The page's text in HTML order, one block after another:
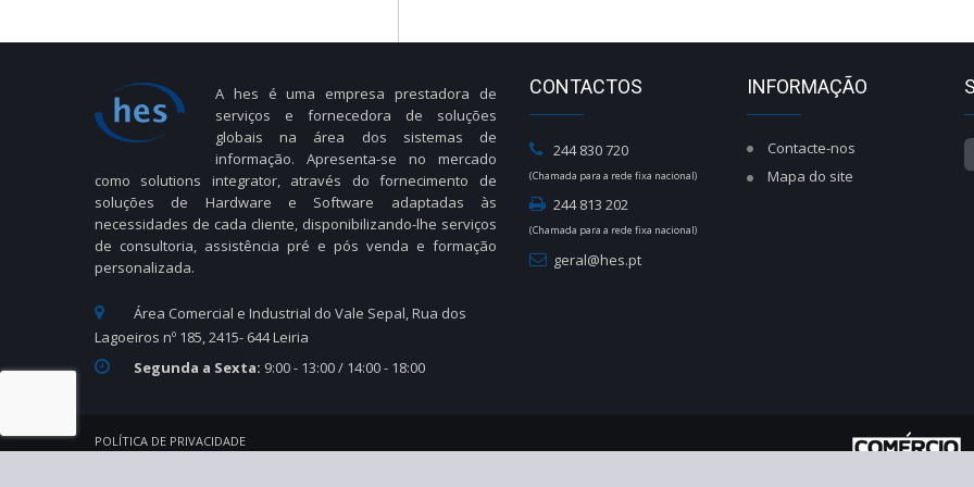
A hes é uma empresa prestadora de
serviços e fornecedora de soluções
globais na área dos sistemas de
informação. Apresenta-se no mercado
como solutions integrator, através do fornecimento de
soluções de Hardware e Software adaptadas às
necessidades de cada cliente, disponibilizando-lhe serviços
de consultoria, assistência pré e pós venda e formação
personalizada.
Área Comercial e Industrial do Vale Sepal, Rua dos
Lagoeiros nº 185, 2415- 644 Leiria
Segunda a Sexta: 9:00 - 13:00 / 14:00 - 18:00
CONTACTOS
244 830 720
(Chamada para a rede fixa nacional)
244 813 202
(Chamada para a rede fixa nacional)
geral@hes.pt
INFORMAÇÃO
Contacte-nos
Mapa do site
POLÍTICA DE PRIVACIDADE